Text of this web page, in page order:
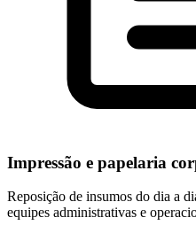
Impressão e papelaria
Reposição de insumos do dia a
equipes administrativas e